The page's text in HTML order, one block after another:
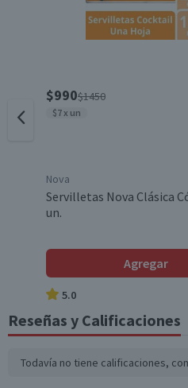
Descripción de Tecnología
$990$1450
$7 x un
Nova
Servilletas Nova Clásica
un.
Agregar
5.0
Reseñas y Calificaciones
Todavía no tiene calificaciones,